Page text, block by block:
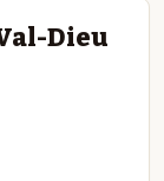
Dieu